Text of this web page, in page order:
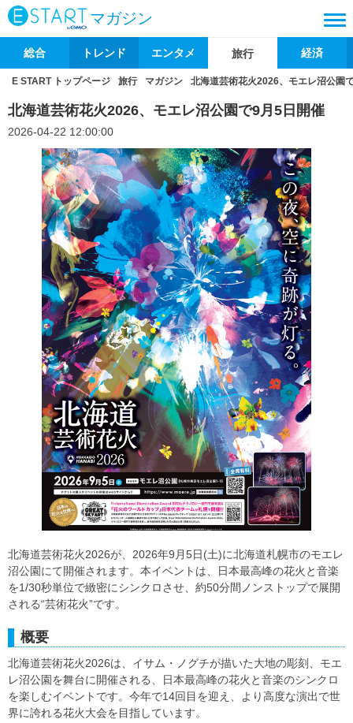
マガジン
総合 トレンド エンタメ 旅行 経済
E START トップページ 旅行 マガジン 北海道芸術花火2026、モエレ沼公園
北海道芸術花火2026、モエレ沼公園で9月5日開催
2026-04-22 12:00:00
北海道芸術花火2026が、2026年9月5日(土)に北海道札幌市のモエレ
沼公園にて開催されます。本イベントは、日本最高峰の花火と音楽
を1/30秒単位で緻密にシンクロさせ、約50分間ノンストップで展開
される“芸術花火”です。
概要
北海道芸術花火2026は、イサム・ノグチが描いた大地の彫刻、モエ
レ沼公園を舞台に開催される、日本最高峰の花火と音楽のシンクロ
を楽しむイベントです。今年で14回目を迎え、より高度な演出で世
界に誇れる花火大会を目指しています。